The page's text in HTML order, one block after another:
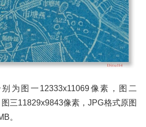
为图一12333x11069像素，图二
三11829x9843像素，JPG格式原图
。